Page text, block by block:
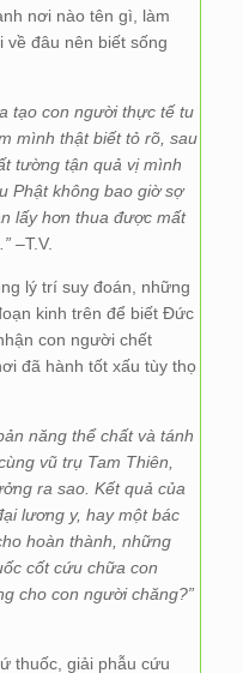
nơi nào tên gì, làm
về đâu nên biết sống
tạo con người thực tế tu
mình thật biết tỏ rõ, sau
tường tận quả vị mình
Phật không bao giờ sợ
lấy hơn thua được mất
–T.V.
lý trí suy đoán, những
kinh trên để biết Đức
con người chết
đã hành tốt xấu tùy thọ
năng thể chất và tánh
vũ trụ Tam Thiên,
ra sao. Kết quả của
lương y, hay một bác
hoàn thành, những
cốt cứu chữa con
cho con người chăng?”
thuốc, giải phẫu cứu